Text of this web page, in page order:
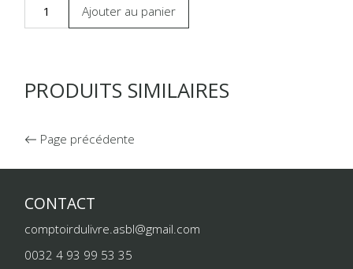
Ajouter au panier
PRODUITS SIMILAIRES
Page précédente
CONTACT
comptoirdulivre.asbl@gmail.com
0032 4 93 99 53 35